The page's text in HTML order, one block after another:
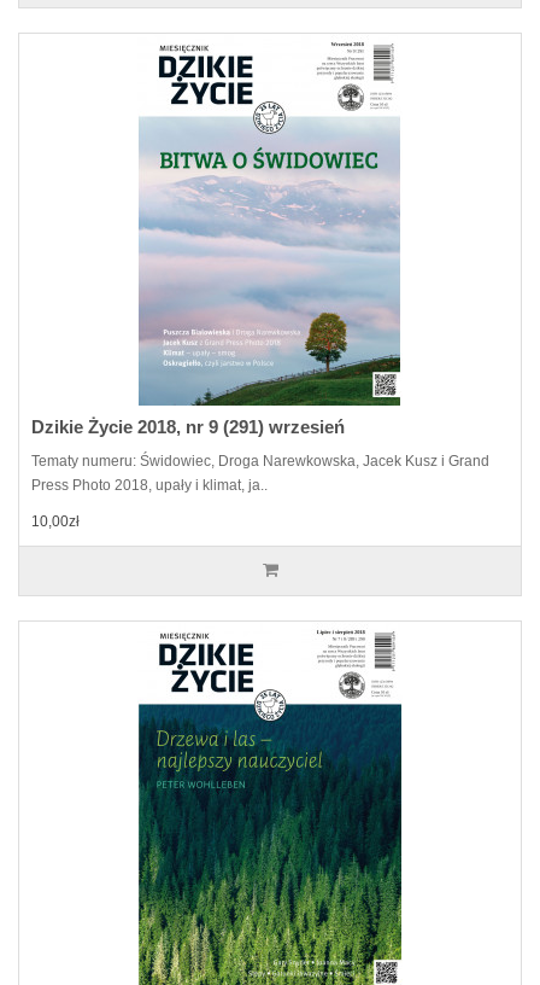
Dzikie Życie 2018, nr 9 (291) wrzesień
Tematy numeru: Świdowiec, Droga Narewkowska, Jacek Kusz i Grand
Press Photo 2018, upały i klimat, ja..
10,00zł